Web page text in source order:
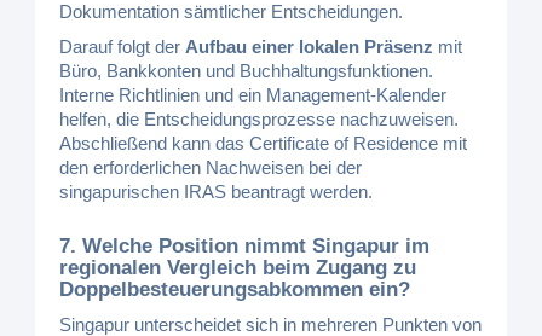
Dokumentation sämtlicher Entscheidungen.
Darauf folgt der Aufbau einer lokalen Präsenz mit
Büro, Bankkonten und Buchhaltungsfunktionen.
Interne Richtlinien und ein Management-Kalender
helfen, die Entscheidungsprozesse nachzuweisen.
Abschließend kann das Certificate of Residence mit
den erforderlichen Nachweisen bei der
singapurischen IRAS beantragt werden.
7. Welche Position nimmt Singapur im
regionalen Vergleich beim Zugang zu
Doppelbesteuerungsabkommen ein?
Singapur unterscheidet sich in mehreren Punkten von